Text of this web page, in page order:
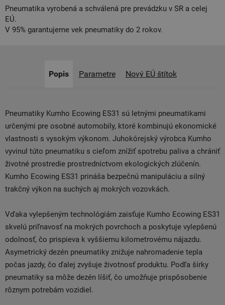
Pneumatika vyrobená a schválená pre prevádzku v SR a celej
EÚ.
V 95% garantujeme vek pneumatiky do 2 rokov.
Popis Parametre Nový EÚ štítok
Pneumatiky Kumho Ecowing ES31 sú letnými pneumatikami
určenými pre osobné automobily, ktoré kombinujú ekonomické
vlastnosti s vysokým výkonom. Juhokórejský výrobca Kumho
vyvinul túto pneumatiku s cieľom znížiť spotrebu paliva a chrániť
životné prostredie prostredníctvom ekologických zlúčenín.
Kumho Ecowing ES31 prináša bezpečnú manipuláciu a silný
trakčný výkon na suchých aj mokrých vozovkách.
Vďaka vylepšeným technológiám zaisťuje Kumho Ecowing ES31
skvelú priľnavosť na mokrých povrchoch a poskytuje vylepšenú
odolnosť, čo prispieva k vyššiemu kilometrovému nájazdu.
Asymetrický dezén pneumatiky znižuje nahromadenie tepla
počas jazdy, čo ďalej zvyšuje životnosť produktu. Podľa šírky
pneumatiky sa môže dezén líšiť, čo umožňuje prispôsobenie
rôznym potrebám vozidiel.